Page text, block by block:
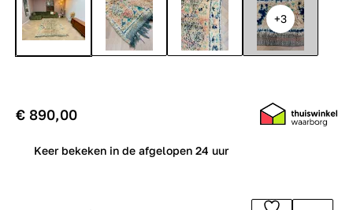
+3
€ 890,00
Keer bekeken in de afgelopen 24 uur